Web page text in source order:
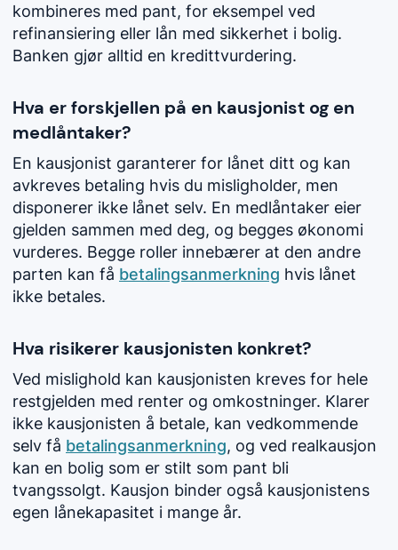
kombineres med pant, for eksempel ved
refinansiering eller lån med sikkerhet i bolig.
Banken gjør alltid en kredittvurdering.
Hva er forskjellen på en kausjonist og en
medlåntaker?
En kausjonist garanterer for lånet ditt og kan
avkreves betaling hvis du misligholder, men
disponerer ikke lånet selv. En medlåntaker eier
gjelden sammen med deg, og begges økonomi
vurderes. Begge roller innebærer at den andre
parten kan få betalingsanmerkning hvis lånet
ikke betales.
Hva risikerer kausjonisten konkret?
Ved mislighold kan kausjonisten kreves for hele
restgjelden med renter og omkostninger. Klarer
ikke kausjonisten å betale, kan vedkommende
selv få betalingsanmerkning, og ved realkausjon
kan en bolig som er stilt som pant bli
tvangssolgt. Kausjon binder også kausjonistens
egen lånekapasitet i mange år.